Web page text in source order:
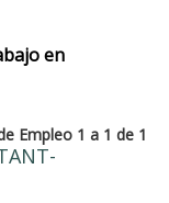
en
Empleo 1 a 1 de 1